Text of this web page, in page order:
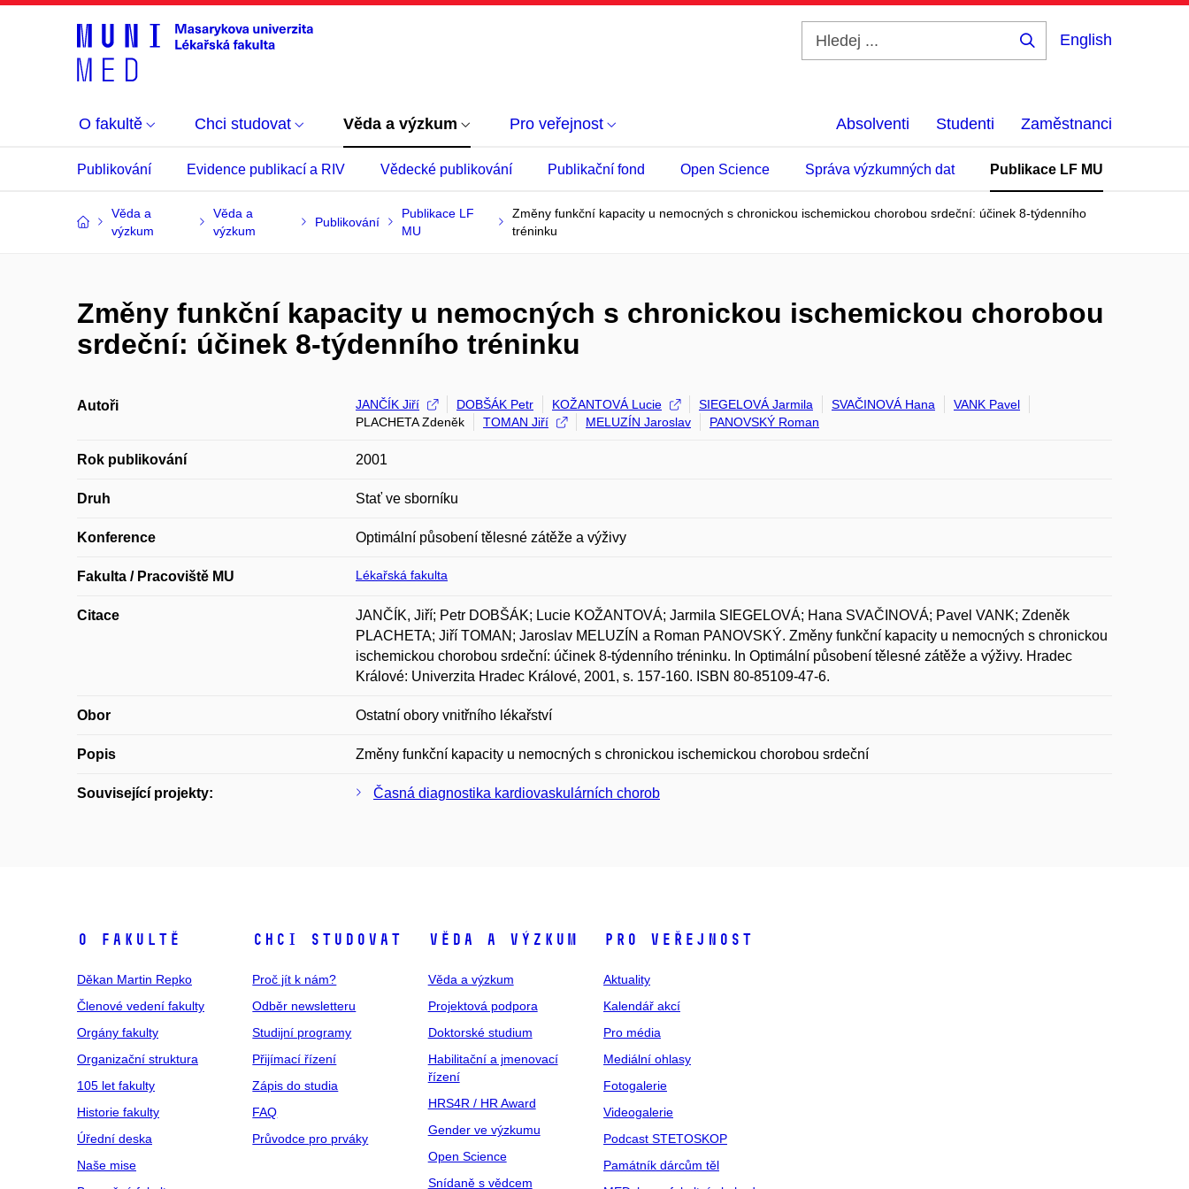
English
O fakultě Chci studovat Věda a výzkum Pro veřejnost Absolventi Studenti Zaměstnanci
Publikování Evidence publikací a RIV Vědecké publikování Publikační fond Open Science Správa výzkumných dat Publikace LF MU
Věda a
výzkum
Věda a
výzkum
Publikování
Publikace LF
MU
Změny funkční kapacity u nemocných s chronickou ischemickou chorobou srdeční: účinek 8-týdenního
tréninku
Změny funkční kapacity u nemocných s chronickou ischemickou chorobou
srdeční: účinek 8-týdenního tréninku
Autoři JANČÍK Jiří DOBŠÁK Petr KOŽANTOVÁ Lucie SIEGELOVÁ Jarmila SVAČINOVÁ Hana
VANK Pavel
PLACHETA Zdeněk
TOMAN Jiří MELUZÍN Jaroslav PANOVSKÝ Roman
Rok publikování 2001
Druh Stať ve sborníku
Konference Optimální působení tělesné zátěže a výživy
Fakulta / Pracoviště MU Lékařská fakulta
Citace
JANČÍK, Jiří; Petr DOBŠÁK; Lucie KOŽANTOVÁ; Jarmila SIEGELOVÁ; Hana SVAČINOVÁ; Pavel VANK; Zdeněk
PLACHETA; Jiří TOMAN; Jaroslav MELUZÍN a Roman PANOVSKÝ. Změny funkční kapacity u nemocných s chronickou
ischemickou chorobou srdeční: účinek 8-týdenního tréninku. In Optimální působení tělesné zátěže a výživy. Hradec
Králové: Univerzita Hradec Králové, 2001, s. 157-160. ISBN 80-85109-47-6.
Obor Ostatní obory vnitřního lékařství
Popis Změny funkční kapacity u nemocných s chronickou ischemickou chorobou srdeční
Související projekty: Časná diagnostika kardiovaskulárních chorob
O fakultě
Děkan Martin Repko
Členové vedení fakulty
Orgány fakulty
Organizační struktura
105 let fakulty
Historie fakulty
Úřední deska
Naše mise
Chci studovat
Proč jít k nám?
Odběr newsletteru
Studijní programy
Přijímací řízení
Zápis do studia
FAQ
Průvodce pro prváky
Věda a výzkum
Věda a výzkum
Projektová podpora
Doktorské studium
Habilitační a jmenovací
řízení
HRS4R / HR Award
Gender ve výzkumu
Open Science
Snídaně s vědcem
Pro veřejnost
Aktuality
Kalendář akcí
Pro média
Mediální ohlasy
Fotogalerie
Videogalerie
Podcast STETOSKOP
Památník dárcům těl